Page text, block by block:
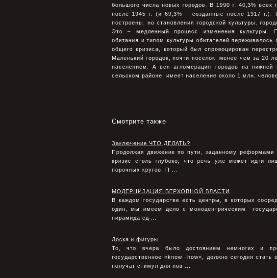
большого числа новых городов. В 1990 г. 40,3% всех
после 1945 г. (и 69,3% – созданные после 1917 г.).
построены, но становления городской культуры,
Это – медленный процесс изменения культуры.
обитания и типом культуры обитателей
общего кризиса, который был спровоцирован
Маленький городок, почти поселок, менее чем за 20
населением. А вся агломерация городов на
сельском районе, имеет население около 1 млн.
Смотрите также
Заключение ЧТО ДЕЛАТЬ?
Продолжая движение по пути, заданному реформами
кризис столь глубоко, что речь уже может идти
порочных кругов. П ...
МОДЕРНИЗАЦИЯ ВЕРХОВНОЙ ВЛАСТИ
В каждом государстве есть центры, в которых
один, мы имеем дело с моноцентрическим
пирамида ед ...
Доска и фигуры
То, что вчера было достоянием немногих и
государственное «know -how», должно сегодня стать
получат стимул для нов ...